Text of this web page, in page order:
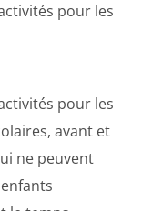
pour les
pour les
avant et
ne peuvent